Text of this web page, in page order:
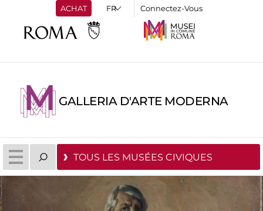
ACHAT Connectez-Vous
GALLERIA D'ARTE MODERNA
TOUS LES MUSÉES CIVIQUES